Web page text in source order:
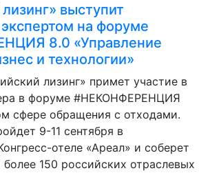
выступит
на форуме
8.0 «Управление
и технологии»
лизинг» примет участие в
в форуме #НЕКОНФЕРЕНЦИЯ
сфере обращения с отходами.
9-11 сентября в
отеле «Ареал» и соберет
более 150 российских отраслевых